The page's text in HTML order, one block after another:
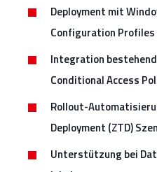
Deployment mit
Configuration Profiles
Integration
Conditional Access
Rollout-
Deployment (ZTD)
Unterstützung bei